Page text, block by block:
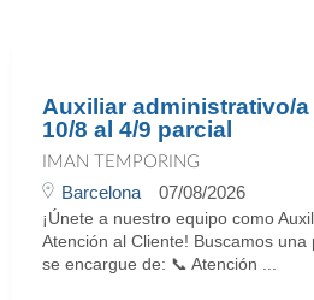
Auxiliar administrativo/a
10/8 al 4/9 parcial
IMAN TEMPORING
Barcelona 07/08/2026
¡Únete a nuestro equipo como
Atención al Cliente! Buscamos
se encargue de: 📞 Atención ...